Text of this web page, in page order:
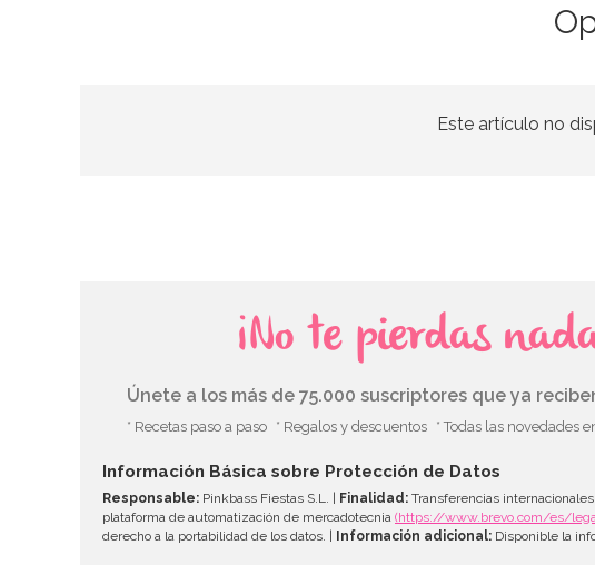
Este artículo no
¡No te pierdas
Únete a los más de 75.000 suscriptores que ya
* Recetas paso a paso * Regalos y descuentos * Todas las novedades
Información Básica sobre Protección de Datos
Responsable: Pinkbass Fiestas S.L. | Finalidad: Transferencias
plataforma de automatización de mercadotecnia (https://www.brevo.com/es/
derecho a la portabilidad de los datos. | Información adicional: Disponible la